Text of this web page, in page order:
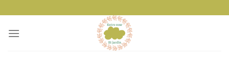
contenu